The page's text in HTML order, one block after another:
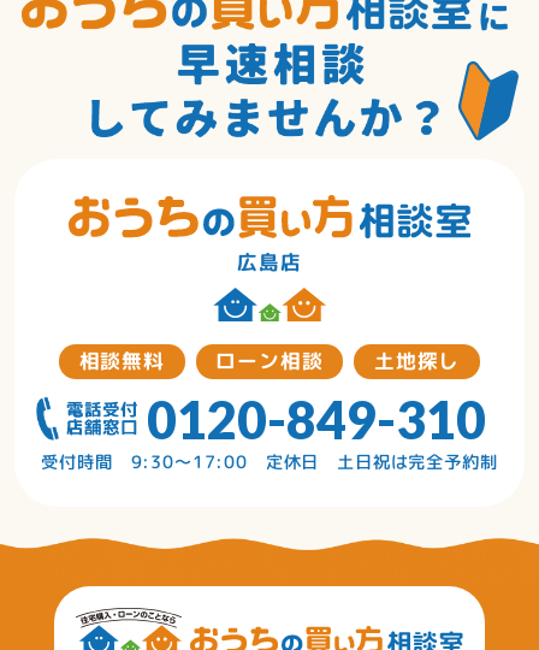
広島店
相談無料 ローン相談 土地探し
0120-849-310
受付時間 9:30〜17:00 定休日 土日祝は完全予約制